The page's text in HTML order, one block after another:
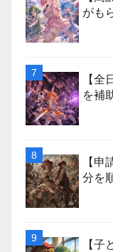
がも
【
を補
【申
分を
【